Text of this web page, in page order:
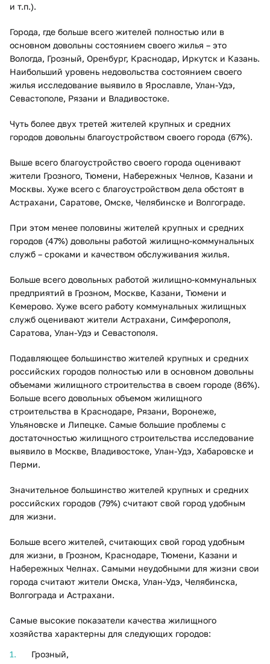
и т.п.).
Города, где больше всего жителей полностью или в
основном довольны состоянием своего жилья – это
Вологда, Грозный, Оренбург, Краснодар, Иркутск и Казань.
Наибольший уровень недовольства состоянием своего
жилья исследование выявило в Ярославле, Улан-Удэ,
Севастополе, Рязани и Владивостоке.
Чуть более двух третей жителей крупных и средних
городов довольны благоустройством своего города (67%).
Выше всего благоустройство своего города оценивают
жители Грозного, Тюмени, Набережных Челнов, Казани и
Москвы. Хуже всего с благоустройством дела обстоят в
Астрахани, Саратове, Омске, Челябинске и Волгограде.
При этом менее половины жителей крупных и средних
городов (47%) довольны работой жилищно-коммунальных
служб – сроками и качеством обслуживания жилья.
Больше всего довольных работой жилищно-коммунальных
предприятий в Грозном, Москве, Казани, Тюмени и
Кемерово. Хуже всего работу коммунальных жилищных
служб оценивают жители Астрахани, Симферополя,
Саратова, Улан-Удэ и Севастополя.
Подавляющее большинство жителей крупных и средних
российских городов полностью или в основном довольны
объемами жилищного строительства в своем городе (86%).
Больше всего довольных объемом жилищного
строительства в Краснодаре, Рязани, Воронеже,
Ульяновске и Липецке. Самые большие проблемы с
достаточностью жилищного строительства исследование
выявило в Москве, Владивостоке, Улан-Удэ, Хабаровске и
Перми.
Значительное большинство жителей крупных и средних
российских городов (79%) считают свой город удобным
для жизни.
Больше всего жителей, считающих свой город удобным
для жизни, в Грозном, Краснодаре, Тюмени, Казани и
Набережных Челнах. Самыми неудобными для жизни свои
города считают жители Омска, Улан-Удэ, Челябинска,
Волгограда и Астрахани.
Самые высокие показатели качества жилищного
хозяйства характерны для следующих городов:
Грозный,